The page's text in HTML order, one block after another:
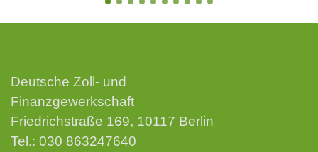
Deutsche Zoll- und
Finanzgewerkschaft
Friedrichstraße 169, 10117 Berlin
Tel.: 030 863247640